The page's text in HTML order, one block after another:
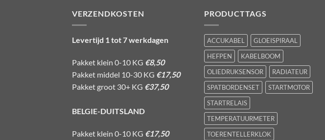
VERZENDKOSTEN
Levertijd 1 tot 7 werkdagen
Pakket klein 0-10 KG €8,50
Pakket middel 10-30 KG €17,50
Pakket groot 30+ KG €37,50
BELGIE-DUITSLAND
Pakket klein 0-10 KG €17,50
PRODUCTTAGS
ACCUKABEL
GLOEISPIRAAL
HEFPEN
KABELBOOM
OLIEDRUKSENSOR
RADIATEUR
SPATBORDENSET
STARTMOTOR
STARTRELAIS
TEMPERATUURMETER
TOERENTELLERKLOK